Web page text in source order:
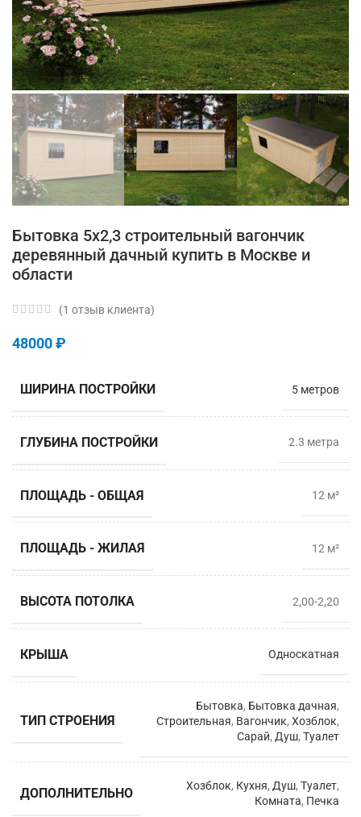
Бытовка 5х2,3 строительный вагончик
деревянный дачный купить в Москве и
области
(1 отзыв клиента)
48000₽
ШИРИНА ПОСТРОЙКИ 5 метров
ГЛУБИНА ПОСТРОЙКИ 2.3 мeтра
ПЛОЩАДЬ - ОБЩАЯ 12 м²
ПЛОЩАДЬ - ЖИЛАЯ 12 м²
ВЫСОТА ПОТОЛКА 2,00-2,20
КРЫША Односкатная
ТИП СТРОЕНИЯ
Бытовка, Бытовка дачная,
Строительная, Вагончик, Хозблок,
Сарай, Душ, Туалет
ДОПОЛНИТЕЛЬНО Хозблок, Кухня, Душ, Туалет,
Комната, Печка